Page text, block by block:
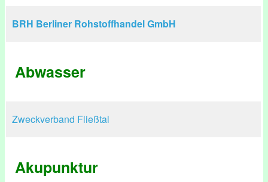
BRH Berliner Rohstoffhandel GmbH
Abwasser
Zweckverband Fließtal
Akupunktur